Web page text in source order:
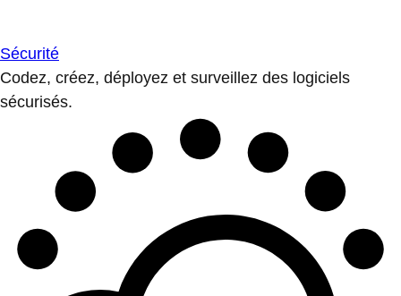
Sécurité
Codez, créez, déployez et surveillez des logiciels
sécurisés.